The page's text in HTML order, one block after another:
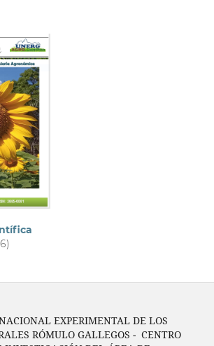
EXPERIMENTAL DE LOS
RÓMULO GALLEGOS - CENTRO